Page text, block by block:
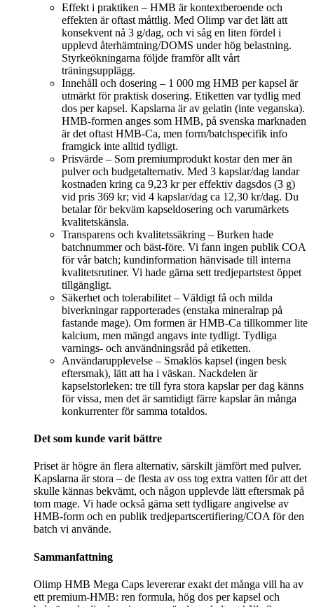
Effekt i praktiken – HMB är kontextberoende och
effekten är oftast måttlig. Med Olimp var det lätt att
konsekvent nå 3 g/dag, och vi såg en liten fördel i
upplevd återhämtning/DOMS under hög belastning.
Styrkeökningarna följde framför allt vårt
träningsupplägg.
Innehåll och dosering – 1 000 mg HMB per kapsel är
utmärkt för praktisk dosering. Etiketten var tydlig med
dos per kapsel. Kapslarna är av gelatin (inte veganska).
HMB‑formen anges som HMB, på svenska marknaden
är det oftast HMB‑Ca, men form/batchspecifik info
framgick inte alltid tydligt.
Prisvärde – Som premiumprodukt kostar den mer än
pulver och budgetalternativ. Med 3 kapslar/dag landar
kostnaden kring ca 9,23 kr per effektiv dagsdos (3 g)
vid pris 369 kr; vid 4 kapslar/dag ca 12,30 kr/dag. Du
betalar för bekväm kapseldosering och varumärkets
kvalitetskänsla.
Transparens och kvalitetssäkring – Burken hade
batchnummer och bäst‑före. Vi fann ingen publik COA
för vår batch; kundinformation hänvisade till interna
kvalitetsrutiner. Vi hade gärna sett tredjepartstest öppet
tillgängligt.
Säkerhet och tolerabilitet – Väldigt få och milda
biverkningar rapporterades (enstaka mineralrap på
fastande mage). Om formen är HMB‑Ca tillkommer lite
kalcium, men mängd angavs inte tydligt. Tydliga
varnings‑ och användningsråd på etiketten.
Användarupplevelse – Smaklös kapsel (ingen besk
eftersmak), lätt att ha i väskan. Nackdelen är
kapselstorleken: tre till fyra stora kapslar per dag känns
för vissa, men det är samtidigt färre kapslar än många
konkurrenter för samma totaldos.
Det som kunde varit bättre
Priset är högre än flera alternativ, särskilt jämfört med pulver.
Kapslarna är stora – de flesta av oss tog extra vatten för att det
skulle kännas bekvämt, och någon upplevde lätt eftersmak på
tom mage. Vi hade också gärna sett tydligare angivelse av
HMB‑form och en publik tredjepartscertifiering/COA för den
batch vi använde.
Sammanfattning
Olimp HMB Mega Caps levererar exakt det många vill ha av
ett premium-HMB: ren formula, hög dos per kapsel och